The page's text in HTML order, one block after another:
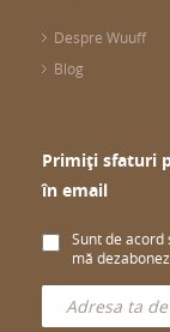
Despre Wuuff
Blog
Primiți sfaturi
în email
Sunt de acord
mă